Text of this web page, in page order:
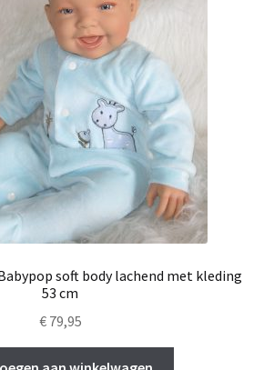
soft body lachend met kleding
53 cm
€79,95